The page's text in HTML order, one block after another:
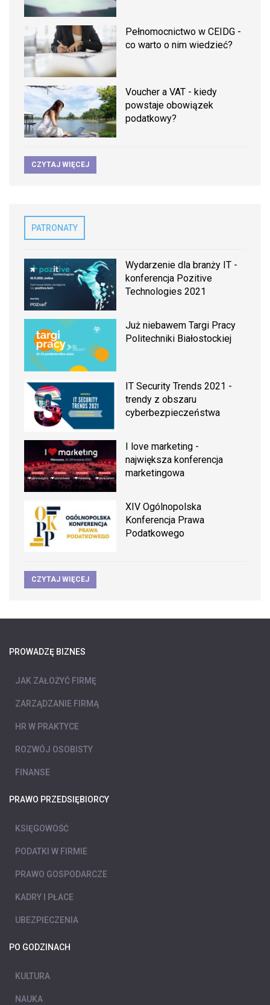
Pełnomocnictwo w CEIDG -
co warto o nim wiedzieć?
Voucher a VAT - kiedy
powstaje obowiązek
podatkowy?
CZYTAJ WIĘCEJ
PATRONATY
Wydarzenie dla branży IT -
konferencja Pozitive
Technologies 2021
Już niebawem Targi Pracy
Politechniki Białostockiej
IT Security Trends 2021 -
trendy z obszaru
cyberbezpieczeństwa
I love marketing -
największa konferencja
marketingowa
XIV Ogólnopolska
Konferencja Prawa
Podatkowego
CZYTAJ WIĘCEJ
PROWADZĘ BIZNES
JAK ZAŁOŻYĆ FIRMĘ
ZARZĄDZANIE FIRMĄ
HR W PRAKTYCE
ROZWÓJ OSOBISTY
FINANSE
PRAWO PRZEDSIĘBIORCY
KSIĘGOWOŚĆ
PODATKI W FIRMIE
PRAWO GOSPODARCZE
KADRY I PŁACE
UBEZPIECZENIA
PO GODZINACH
KULTURA
NAUKA